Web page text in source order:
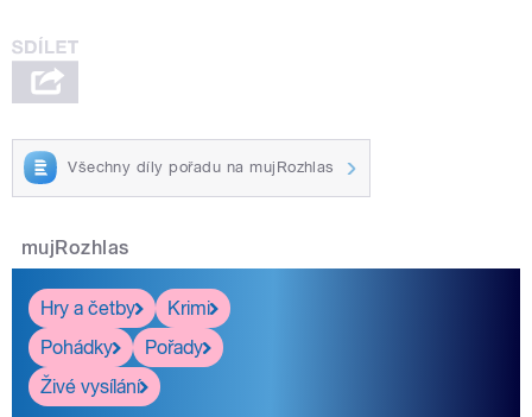
Všechny díly pořadu na mujRozhlas
mujRozhlas
Hry a četby
Krimi
Pohádky
Pořady
Živé vysílání